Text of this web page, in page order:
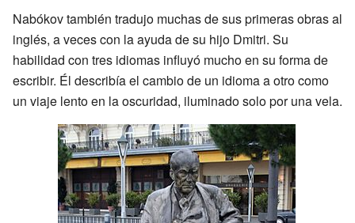
Nabókov también tradujo muchas de sus primeras obras al
inglés, a veces con la ayuda de su hijo Dmitri. Su
habilidad con tres idiomas influyó mucho en su forma de
escribir. Él describía el cambio de un idioma a otro como
un viaje lento en la oscuridad, iluminado solo por una vela.